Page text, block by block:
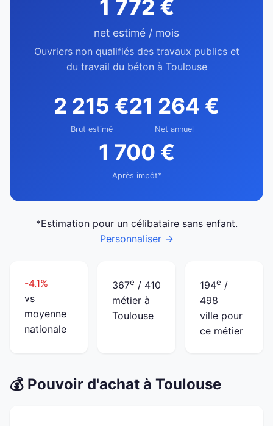
1 772 €
net estimé / mois
Ouvriers non qualifiés des travaux publics et
du travail du béton à Toulouse
2 215 €
Brut estimé
21 264 €
Net annuel
1 700 €
Après impôt*
*Estimation pour un célibataire sans enfant.
Personnaliser →
-4.1%
vs
moyenne
nationale
367e / 410
métier à
Toulouse
194e /
498
ville pour
ce métier
💰 Pouvoir d'achat à Toulouse